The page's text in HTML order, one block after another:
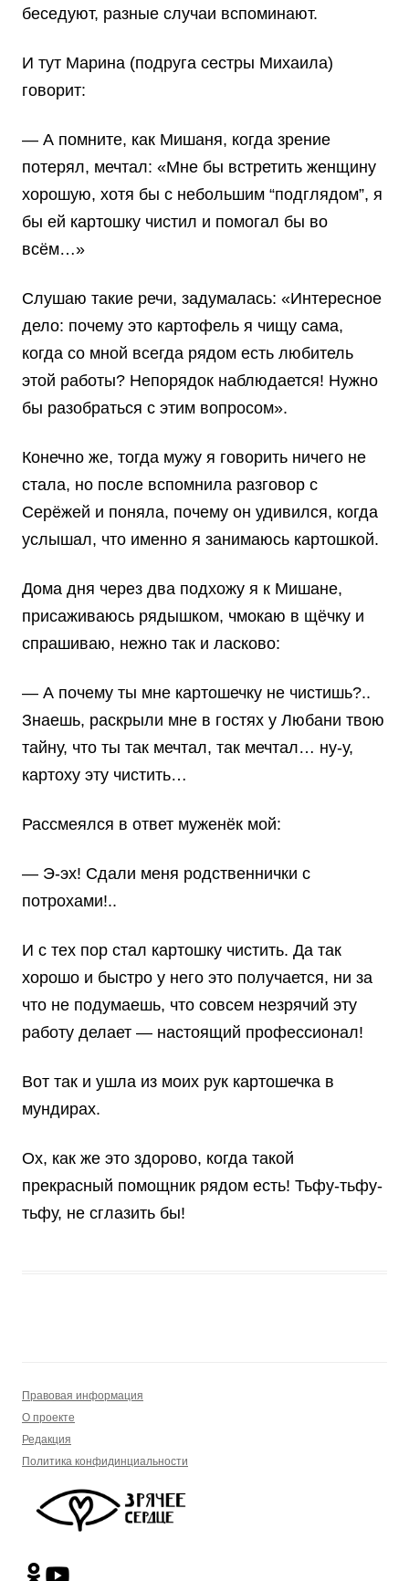
беседуют, разные случаи вспоминают.
И тут Марина (подруга сестры Михаила)
говорит:
— А помните, как Мишаня, когда зрение
потерял, мечтал: «Мне бы встретить женщину
хорошую, хотя бы с небольшим “подглядом”, я
бы ей картошку чистил и помогал бы во
всём…»
Слушаю такие речи, задумалась: «Интересное
дело: почему это картофель я чищу сама,
когда со мной всегда рядом есть любитель
этой работы? Непорядок наблюдается! Нужно
бы разобраться с этим вопросом».
Конечно же, тогда мужу я говорить ничего не
стала, но после вспомнила разговор с
Серёжей и поняла, почему он удивился, когда
услышал, что именно я занимаюсь картошкой.
Дома дня через два подхожу я к Мишане,
присаживаюсь рядышком, чмокаю в щёчку и
спрашиваю, нежно так и ласково:
— А почему ты мне картошечку не чистишь?..
Знаешь, раскрыли мне в гостях у Любани твою
тайну, что ты так мечтал, так мечтал… ну-у,
картоху эту чистить…
Рассмеялся в ответ муженёк мой:
— Э-эх! Сдали меня родственнички с
потрохами!..
И с тех пор стал картошку чистить. Да так
хорошо и быстро у него это получается, ни за
что не подумаешь, что совсем незрячий эту
работу делает — настоящий профессионал!
Вот так и ушла из моих рук картошечка в
мундирах.
Ох, как же это здорово, когда такой
прекрасный помощник рядом есть! Тьфу-тьфу-
тьфу, не сглазить бы!
Правовая информация
О проекте
Редакция
Политика конфидинциальности